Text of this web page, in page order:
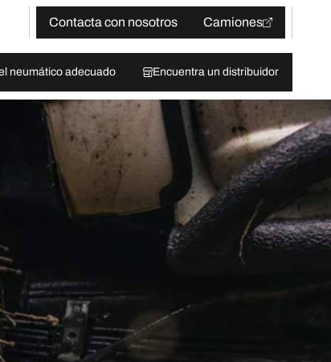
Contacta con nosotros
Camiones
neumático adecuado Encuentra un distribuidor